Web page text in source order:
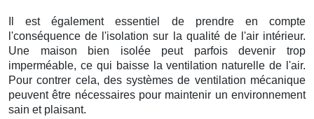
Il est également essentiel de prendre en compte
l'conséquence de l'isolation sur la qualité de l'air intérieur.
Une maison bien isolée peut parfois devenir trop
imperméable, ce qui baisse la ventilation naturelle de l'air.
Pour contrer cela, des systèmes de ventilation mécanique
peuvent être nécessaires pour maintenir un environnement
sain et plaisant.